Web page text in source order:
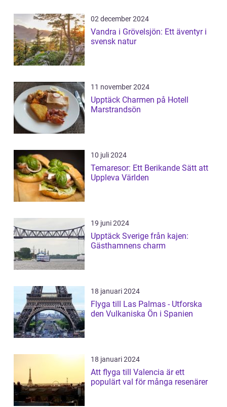
02 december 2024
Vandra i Grövelsjön: Ett äventyr i
svensk natur
11 november 2024
Upptäck Charmen på Hotell
Marstrandsön
10 juli 2024
Temaresor: Ett Berikande Sätt att
Uppleva Världen
19 juni 2024
Upptäck Sverige från kajen:
Gästhamnens charm
18 januari 2024
Flyga till Las Palmas - Utforska
den Vulkaniska Ön i Spanien
18 januari 2024
Att flyga till Valencia är ett
populärt val för många resenärer